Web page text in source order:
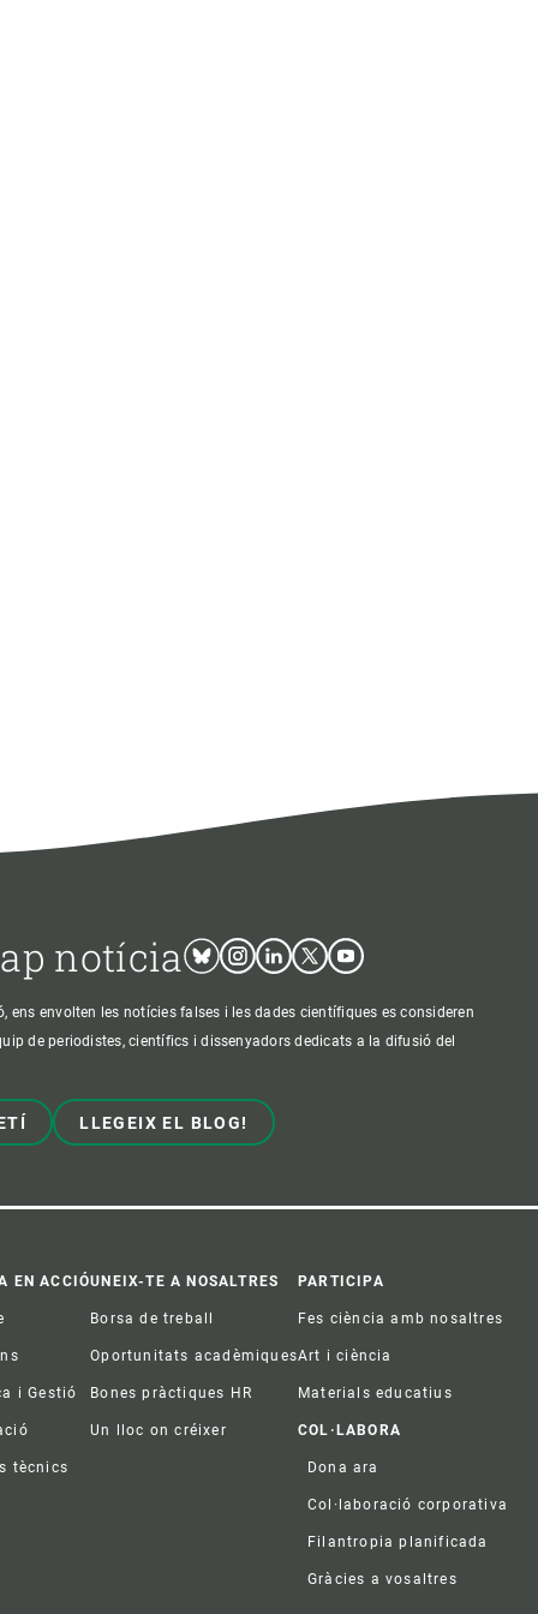
notícia BlueskyInstagram
LinkedinTwitterYoutube
ens envolten les notícies falses i les dades científiques es consideren
de periodistes, científics i dissenyadors dedicats a la difusió del
LLEGEIX EL BLOG!
EN ACCIÓ
i Gestió
tècnics
UNEIX-TE A NOSALTRES
Borsa de treball
Oportunitats acadèmiques
Bones pràctiques HR
Un lloc on créixer
PARTICIPA
Fes ciència amb nosaltres
Art i ciència
Materials educatius
COL·LABORA
Dona ara
Col·laboració corporativa
Filantropia planificada
Gràcies a vosaltres